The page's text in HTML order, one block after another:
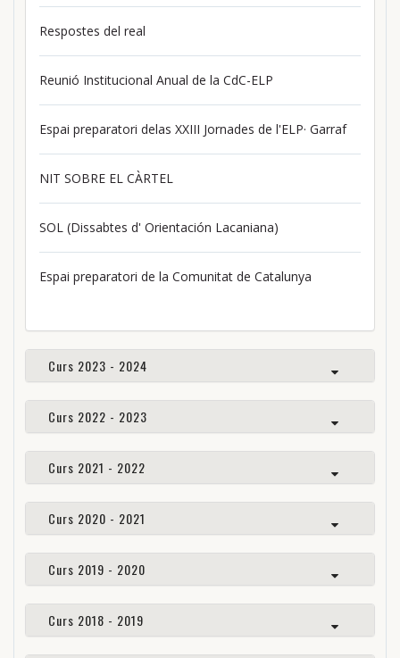
Respostes del real
Reunió Institucional Anual de la CdC-ELP
Espai preparatori delas XXIII Jornades de l'ELP· Garraf
NIT SOBRE EL CÀRTEL
SOL (Dissabtes d' Orientación Lacaniana)
Espai preparatori de la Comunitat de Catalunya
Curs 2023 - 2024
Curs 2022 - 2023
Curs 2021 - 2022
Curs 2020 - 2021
Curs 2019 - 2020
Curs 2018 - 2019